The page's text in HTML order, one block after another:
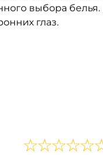
выбора белья.
глаз.